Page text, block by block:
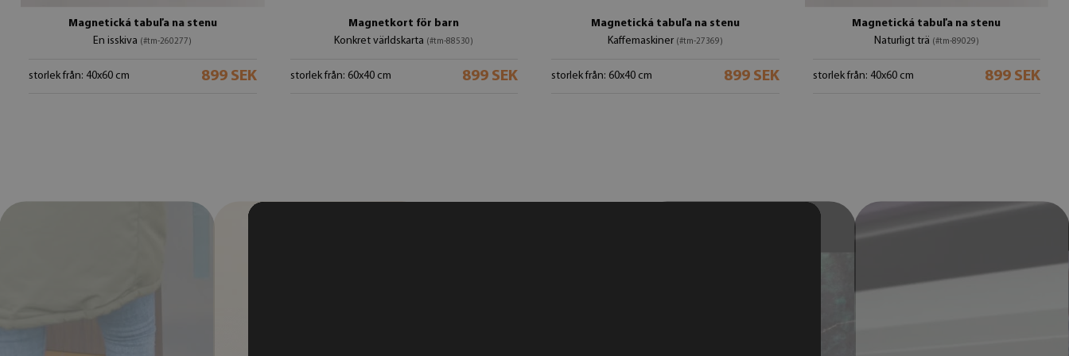
Magnetická tabuľa na stenu
En isskiva (#tm-260277)
storlek från: 40x60 cm 899 SEK
Magnetkort för barn
Konkret världskarta (#tm-88530)
storlek från: 60x40 cm 899 SEK
Magnetická tabuľa na stenu
Kaffemaskiner (#tm-27369)
storlek från: 60x40 cm 899 SEK
Magnetická tabuľa na stenu
Naturligt trä (#tm-89029)
storlek från: 40x60 cm 899 SEK